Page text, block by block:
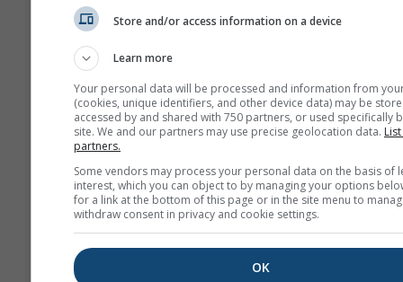
Store and/or access information on a device
Learn more
Your personal data will be processed and information from
(cookies, unique identifiers, and other device data) may be
accessed by and shared with 750 partners, or used specifically
site. We and our partners may use precise geolocation data.
partners.
Some vendors may process your personal data on the basis of
interest, which you can object to by managing your options
for a link at the bottom of this page or in the site menu to
withdraw consent in privacy and cookie settings.
OK